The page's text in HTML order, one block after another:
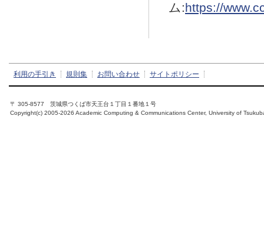
ム:https://
利用の手引き 規則集 お問い合わせ サイトポリシー
〒 305-8577 茨城県つくば市天王台１丁目１番地１号
Copyright(c) 2005-2026 Academic Computing & Communications Center, University of